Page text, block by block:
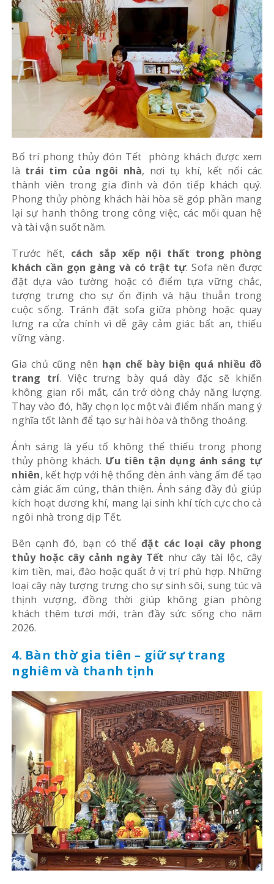
Bố trí phong thủy đón Tết phòng khách được xem
là trái tim của ngôi nhà, nơi tụ khí, kết nối các
thành viên trong gia đình và đón tiếp khách quý.
Phong thủy phòng khách hài hòa sẽ góp phần mang
lại sự hanh thông trong công việc, các mối quan hệ
và tài vận suốt năm.
Trước hết, cách sắp xếp nội thất trong phòng
khách cần gọn gàng và có trật tự. Sofa nên được
đặt dựa vào tường hoặc có điểm tựa vững chắc,
tượng trưng cho sự ổn định và hậu thuẫn trong
cuộc sống. Tránh đặt sofa giữa phòng hoặc quay
lưng ra cửa chính vì dễ gây cảm giác bất an, thiếu
vững vàng.
Gia chủ cũng nên hạn chế bày biện quá nhiều đồ
trang trí. Việc trưng bày quá dày đặc sẽ khiến
không gian rối mắt, cản trở dòng chảy năng lượng.
Thay vào đó, hãy chọn lọc một vài điểm nhấn mang ý
nghĩa tốt lành để tạo sự hài hòa và thông thoáng.
Ánh sáng là yếu tố không thể thiếu trong phong
thủy phòng khách. Ưu tiên tận dụng ánh sáng tự
nhiên, kết hợp với hệ thống đèn ánh vàng ấm để tạo
cảm giác ấm cúng, thân thiện. Ánh sáng đầy đủ giúp
kích hoạt dương khí, mang lại sinh khí tích cực cho cả
ngôi nhà trong dịp Tết.
Bên cạnh đó, bạn có thểđặt các loại cây phong
thủy hoặc cây cảnh ngày Tết như cây tài lộc, cây
kim tiền, mai, đào hoặc quất ở vị trí phù hợp. Những
loại cây này tượng trưng cho sự sinh sôi, sung túc và
thịnh vượng, đồng thời giúp không gian phòng
khách thêm tươi mới, tràn đầy sức sống cho năm
2026.
4. Bàn thờ gia tiên – giữ sự trang
nghiêm và thanh tịnh